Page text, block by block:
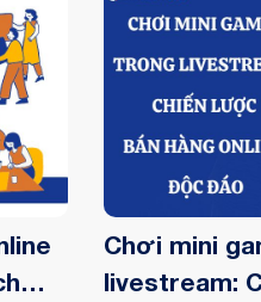
Chơi mini
livestream: